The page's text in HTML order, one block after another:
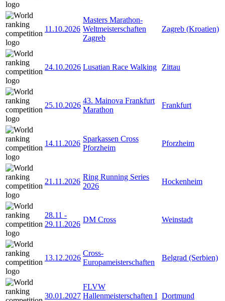
11.10.2026
Masters Marathon-
Weltmeisterschaften
Zagreb
Zagreb (Kroatien)
24.10.2026 Lusatian Race Walking Zittau
25.10.2026
43. Mainova Frankfurt
Marathon
Frankfurt
14.11.2026
Sparkassen Cross
Pforzheim
Pforzheim
21.11.2026
Ring Running Series
2026
Hockenheim
28.11 -
29.11.2026
DM Cross Weinstadt
13.12.2026
Cross-
Europameisterschaften
Belgrad (Serbien)
30.01.2027
FLVW
Hallenmeisterschaften I Dortmund